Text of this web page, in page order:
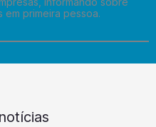
primeira pessoa.